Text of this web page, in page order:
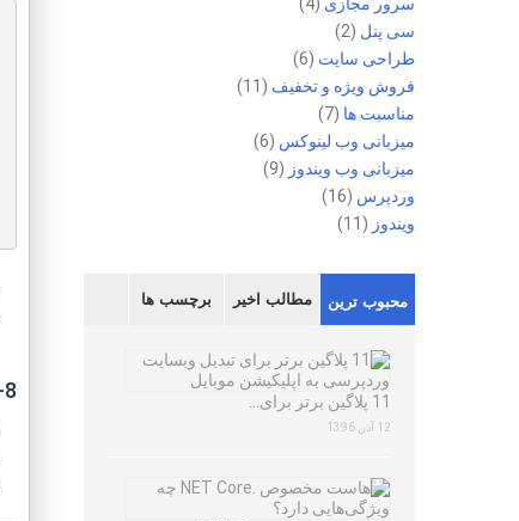
8- ایمن سازی مسیر wp-content/uploads
سی پنل (2)
طراحی سایت (6)
فروش ویژه و تخفیف (11)
مناسبت ها (7)
میزبانی وب لینوکس (6)
میزبانی وب ویندوز (9)
وردپرس (16)
ویندوز (11)
محبوب ترین مطالب اخیر برچسب ها
11 پلاگین برتر برای…
12 آذر, 1396